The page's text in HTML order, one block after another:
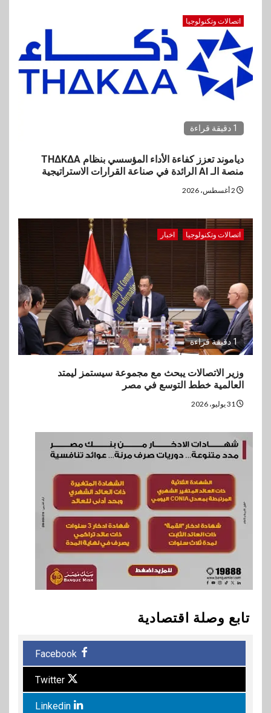
اتصالات وتكنولوجيا
1 دقيقة قراءة
دياموند تعزز كفاءة الأداء المؤسسي بنظام THΔKΔA
منصة الـ AI الرائدة في صناعة القرارات الاستراتيجية
اتصالات وتكنولوجيا اخبار
1 دقيقة قراءة
وزير الاتصالات يبحث مع مجموعة سيستمز ليمتد
العالمية خطط التوسع في مصر
تابع وصلة اقتصادية
Facebook
Twitter
Linkedin